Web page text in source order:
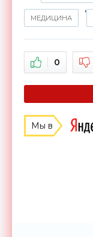
МЕДИЦИНА
,
0
Мы в